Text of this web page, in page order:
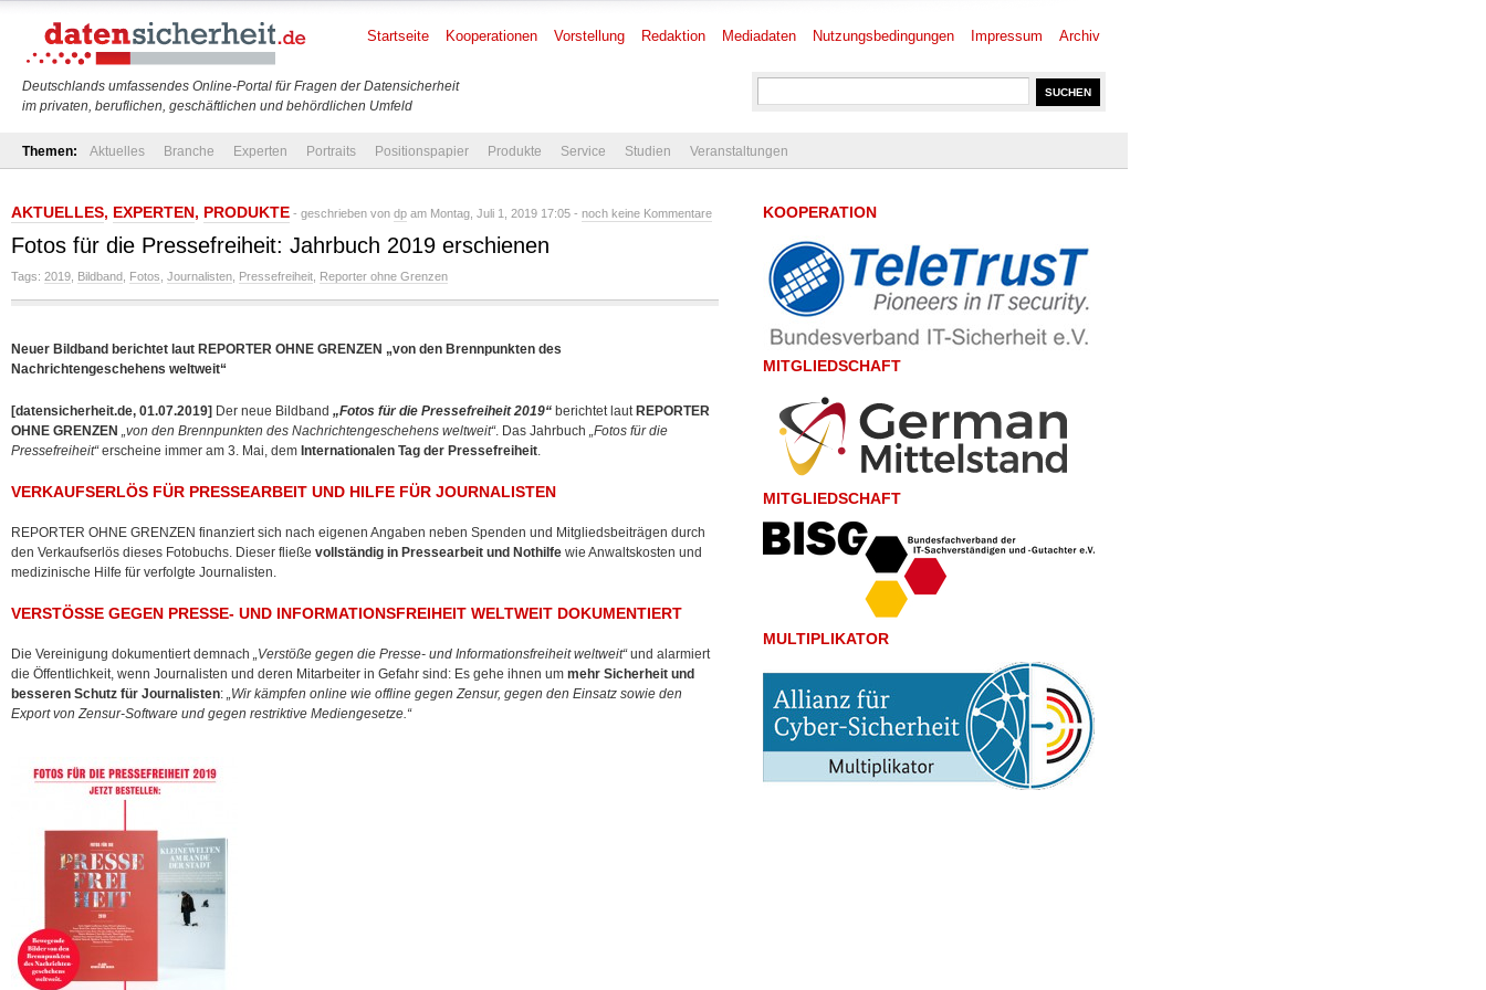
Deutschlands umfassendes Online-Portal für Fragen der Datensicherheit
im privaten, beruflichen, geschäftlichen und behördlichen Umfeld
Startseite Kooperationen Vorstellung Redaktion Mediadaten Nutzungsbedingungen Impressum Archiv
Themen: Aktuelles Branche Experten Portraits Positionspapier Produkte Service Studien Veranstaltungen
AKTUELLES, EXPERTEN, PRODUKTE - geschrieben von dp am Montag, Juli 1, 2019 17:05 - noch keine Kommentare
Fotos für die Pressefreiheit: Jahrbuch 2019 erschienen
Tags: 2019 Bildband Fotos Journalisten Pressefreiheit Reporter ohne Grenzen
Neuer Bildband berichtet laut REPORTER OHNE GRENZEN „von den Brennpunkten des
Nachrichtengeschehens weltweit“
[datensicherheit.de, 01.07.2019] Der neue Bildband „Fotos für die Pressefreiheit 2019“ berichtet laut REPORTER
OHNE GRENZEN „von den Brennpunkten des Nachrichtengeschehens weltweit“. Das Jahrbuch „Fotos für die
Pressefreiheit“erscheine immer am 3. Mai, dem Internationalen Tag der Pressefreiheit.
VERKAUFSERLÖS FÜR PRESSEARBEIT UND HILFE FÜR JOURNALISTEN
REPORTER OHNE GRENZEN finanziert sich nach eigenen Angaben neben Spenden und Mitgliedsbeiträgen durch
den Verkaufserlös dieses Fotobuchs. Dieser fließe vollständig in Pressearbeit und Nothilfe wie Anwaltskosten und
medizinische Hilfe für verfolgte Journalisten.
VERSTÖSSE GEGEN PRESSE- UND INFORMATIONSFREIHEIT WELTWEIT DOKUMENTIERT
Die Vereinigung dokumentiert demnach „Verstöße gegen die Presse- und Informationsfreiheit weltweit“und alarmiert
die Öffentlichkeit, wenn Journalisten und deren Mitarbeiter in Gefahr sind: Es gehe ihnen um mehr Sicherheit und
besseren Schutz für Journalisten: „Wir kämpfen online wie offline gegen Zensur, gegen den Einsatz sowie den
Export von Zensur-Software und gegen restriktive Mediengesetze.“
KOOPERATION
MITGLIEDSCHAFT
MITGLIEDSCHAFT
MULTIPLIKATOR